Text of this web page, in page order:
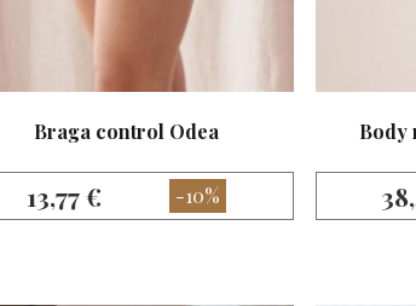
Braga control Odea
13,77 € -10%
Body